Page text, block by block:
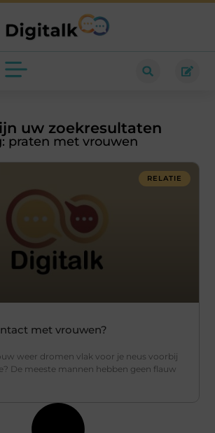
uw zoekresultaten
praten met vrouwen
RELATIE
met vrouwen?
weer dromen vlak voor je neus voorbij
De meeste mannen hebben geen flauw